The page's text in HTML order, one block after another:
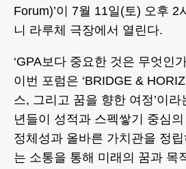
Forum)’이 7월 11일(토) 오후 2
니 라루체 극장에서 열린다.
‘GPA보다 중요한 것은 무엇인
이번 포럼은 ‘BRIDGE &
스, 그리고 꿈을 향한 여정’이
년들이 성적과 스펙쌓기 중심
정체성과 올바른 가치관을 정
는 소통을 통해 미래의 꿈과 목